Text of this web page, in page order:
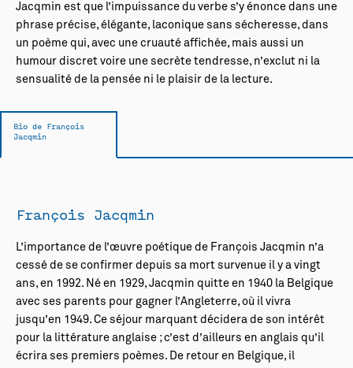
Jacqmin est que l’impuissance du verbe s’y énonce dans une
phrase précise, élégante, laconique sans sécheresse, dans
un poème qui, avec une cruauté affichée, mais aussi un
humour discret voire une secrète tendresse, n’exclut ni la
sensualité de la pensée ni le plaisir de la lecture.
Bio de François
Jacqmin
François Jacqmin
L’importance de l’œuvre poétique de François Jacqmin n’a
cessé de se confirmer depuis sa mort survenue il y a vingt
ans, en 1992. Né en 1929, Jacqmin quitte en 1940 la Belgique
avec ses parents pour gagner l’Angleterre, où il vivra
jusqu’en 1949. Ce séjour marquant décidera de son intérêt
pour la littérature anglaise ; c’est d’ailleurs en anglais qu’il
écrira ses premiers poèmes. De retour en Belgique, il